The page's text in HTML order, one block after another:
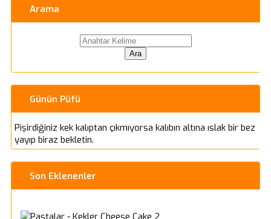
Arama
Günün Püfü
Pişirdiğiniz kek kalıptan çıkmıyorsa kalıbın altına ıslak bir bez
yayıp biraz bekletin.
Son Eklenenler
Cheese Cake 2